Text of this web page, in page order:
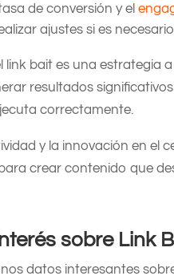
de conversión y el
ajustes si es
link bait es una estrategia
resultados
correctamente.
y la innovación en el
crear contenido que
sobre Link
datos interesantes